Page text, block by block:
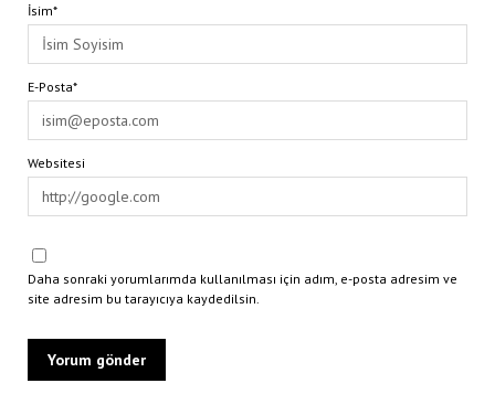
İsim*
E-Posta*
Websitesi
Daha sonraki yorumlarımda kullanılması için adım, e-posta adresim ve
site adresim bu tarayıcıya kaydedilsin.